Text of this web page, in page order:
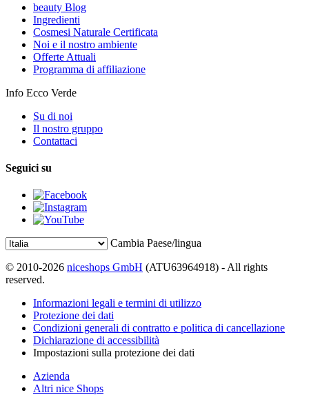
beauty Blog
Ingredienti
Cosmesi Naturale Certificata
Noi e il nostro ambiente
Offerte Attuali
Programma di affiliazione
Info Ecco Verde
Su di noi
Il nostro gruppo
Contattaci
Seguici su
Cambia Paese/lingua
© 2010-2026 niceshops GmbH (ATU63964918) - All rights
reserved.
Informazioni legali e termini di utilizzo
Protezione dei dati
Condizioni generali di contratto e politica di cancellazione
Dichiarazione di accessibilità
Impostazioni sulla protezione dei dati
Azienda
Altri nice Shops